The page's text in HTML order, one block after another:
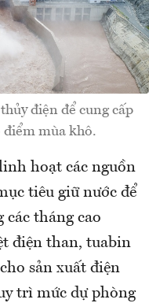
điện để cung cấp
điểm mùa khô.
hoạt các nguồn
tiêu giữ nước để
các tháng cao
điện than, tuabin
sản xuất điện
trì mức dự phòng